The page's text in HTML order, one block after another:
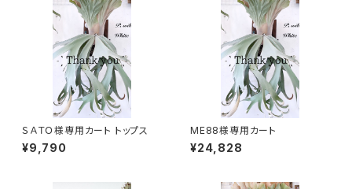
ＳＡＴＯ様専用カート トップス
¥9,790
ME88様専用カート
¥24,828